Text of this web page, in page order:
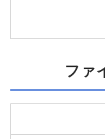
ファ